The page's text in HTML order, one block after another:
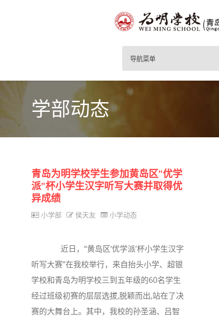
导航菜单
学部动态
青岛为明学校学生参加黄岛区"优学
派"杯小学生汉字听写大赛并取得优
异成绩
小学部 侯天友 小学动态
近日，“黄岛区‘优学派’杯小学生汉字
听写大赛”在我校举行，来自抬头小学、超银
学校和青岛为明学校三到五年级的60名学生
经过班级初赛的层层选拔,脱颖而出,站在了决
赛的大舞台上。其中，我校的孙圣涵、吕智